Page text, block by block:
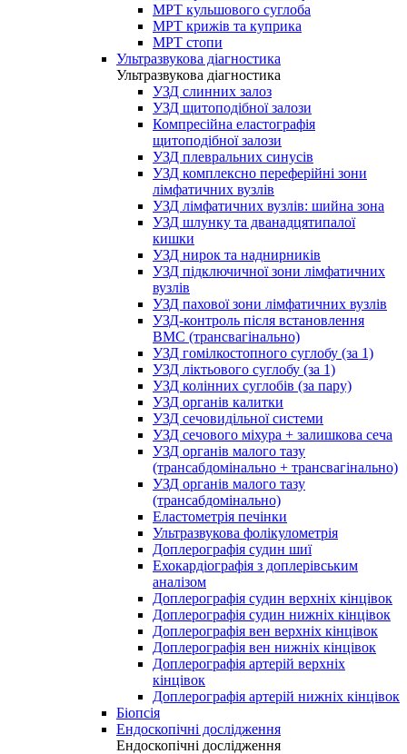
МРТ кульшового суглоба
МРТ крижів та куприка
МРТ стопи
Ультразвукова діагностика
Ультразвукова діагностика
УЗД слинних залоз
УЗД щитоподібної залози
Компресійна еластографія
щитоподібної залози
УЗД плевральних синусів
УЗД комплексно переферійні зони
лімфатичних вузлів
УЗД лімфатичних вузлів: шийна зона
УЗД шлунку та дванадцятипалої
кишки
УЗД нирок та наднирників
УЗД підключичної зони лімфатичних
вузлів
УЗД пахової зони лімфатичних вузлів
УЗД-контроль після встановлення
ВМС (трансвагінально)
УЗД гомілкостопного суглобу (за 1)
УЗД ліктьового суглобу (за 1)
УЗД колінних суглобів (за пару)
УЗД органів калитки
УЗД сечовидільної системи
УЗД сечового міхура + залишкова сеча
УЗД органів малого тазу
(трансабдомінально + трансвагінально)
УЗД органів малого тазу
(трансабдомінально)
Еластометрія печінки
Ультразвукова фолікулометрія
Доплерографія судин шиї
Ехокардіографія з доплерівським
аналізом
Доплерографія судин верхніх кінцівок
Доплерографія судин нижніх кінцівок
Доплерографія вен верхніх кінцівок
Доплерографія вен нижніх кінцівок
Доплерографія артерій верхніх
кінцівок
Доплерографія артерій нижніх кінцівок
Біопсія
Ендоскопічні дослідження
Ендоскопічні дослідження